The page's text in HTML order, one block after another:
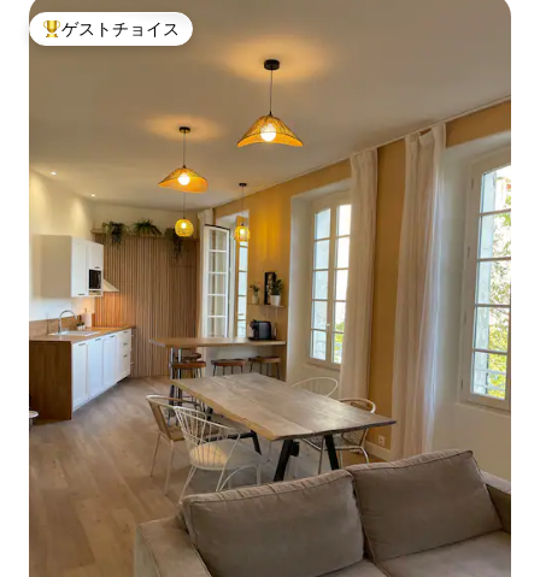
大好評のゲストチョイスです。
ゲストチョイス